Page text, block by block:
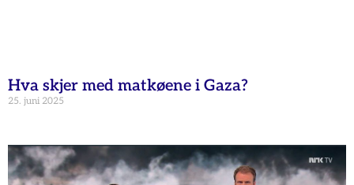
Hva skjer med matkøene i Gaza?
25. juni 2025